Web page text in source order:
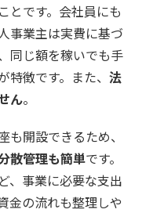
とです。会社員にも
事業主は実費に基づ
同じ額を稼いでも手
徴です。また、 法
ん。
開設できるため、
散管理も簡単です。
、事業に必要な支出
金の流れも整理しや